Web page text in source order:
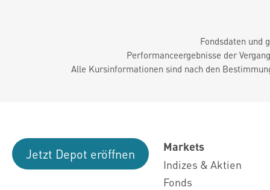
Fondsdaten und
Performanceergebnisse der
Alle Kursinformationen sind nach den
Jetzt Depot eröffnen
Markets
Indizes & Aktien
Fonds